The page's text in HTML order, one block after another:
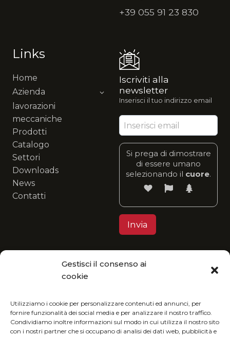
Gestisci il consenso ai
cookie
Utilizziamo i cookie per personalizzare contenuti ed annunci, per
fornire funzionalità dei social media e per analizzare il nostro traffico.
Condividiamo inoltre informazioni sul modo in cui utilizza il nostro sito
con i nostri partner che si occupano di analisi dei dati web, pubblicità e
+39 055 91 23 830
Links
Home
Azienda
lavorazioni
meccaniche
Prodotti
Catalogo
Settori
Downloads
News
Contatti
Iscriviti alla
newsletter
Inserisci il tuo indirizzo email
Si prega di dimostrare
di essere umano
selezionando il cuore.
friendly: fruisci del nostro catalogo in formato
digitale e riduci l’impatto ambientale.